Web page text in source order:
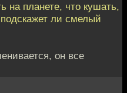
на планете, что кушать,
ли смелый
он все